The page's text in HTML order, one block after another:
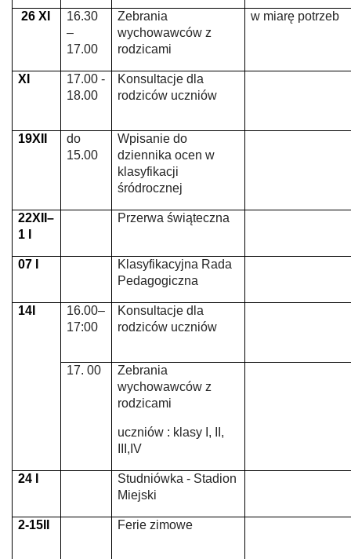
26 XI
16.30
–
17.00
Zebrania
wychowawców z
rodzicami
w miarę potrzeb
XI
17.00 -
18.00
Konsultacje dla
rodziców uczniów
19XII
do
15.00
Wpisanie do
dziennika ocen w
klasyfikacji
śródrocznej
22XII–
1 I
Przerwa świąteczna
07 I
Klasyfikacyjna Rada
Pedagogiczna
14I
16.00–
17:00
Konsultacje dla
rodziców uczniów
17. 00
Zebrania
wychowawców z
rodzicami
uczniów : klasy I, II,
III,IV
24 I
Studniówka - Stadion
Miejski
2-15II Ferie zimowe